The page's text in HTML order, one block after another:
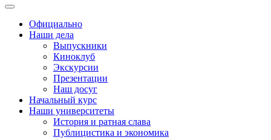
Официально
Наши дела
Выпускники
Киноклуб
Экскурсии
Презентации
Наш досуг
Начальный курс
Наши университеты
История и ратная слава
Публицистика и экономика